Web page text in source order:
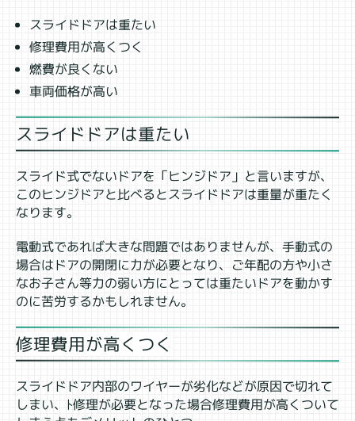
スライドドアは重たい
修理費用が高くつく
燃費が良くない
車両価格が高い
スライドドアは重たい
スライド式でないドアを「ヒンジドア」と言いますが、
このヒンジドアと比べるとスライドドアは重量が重たく
なります。
電動式であれば大きな問題ではありませんが、手動式の
場合はドアの開閉に力が必要となり、ご年配の方や小さ
なお子さん等力の弱い方にとっては重たいドアを動かす
のに苦労するかもしれません。
修理費用が高くつく
スライドドア内部のワイヤーが劣化などが原因で切れて
しまい、ﾄ修理が必要となった場合修理費用が高くついて